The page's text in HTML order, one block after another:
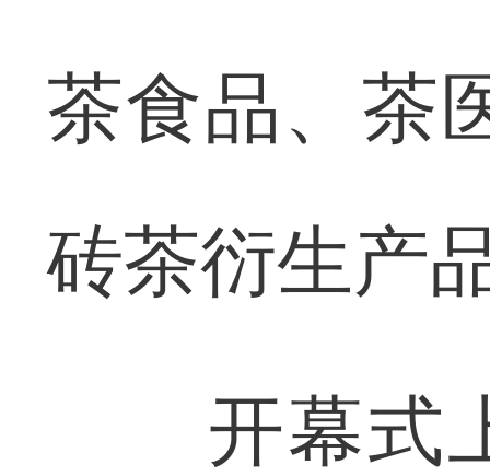
茶食品、茶
砖茶衍生产
开幕式上